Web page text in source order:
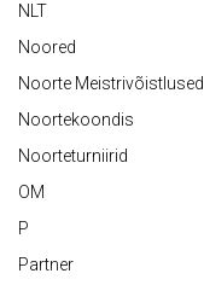
NLT
Noored
Noorte Meistrivõistlused
Noortekoondis
Noorteturniirid
OM
P
Partner